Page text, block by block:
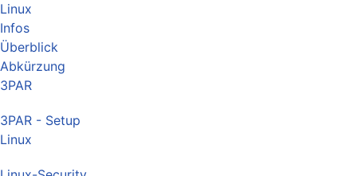
Linux
Infos
Überblick
Abkürzung
3PAR
3PAR - Setup
Linux